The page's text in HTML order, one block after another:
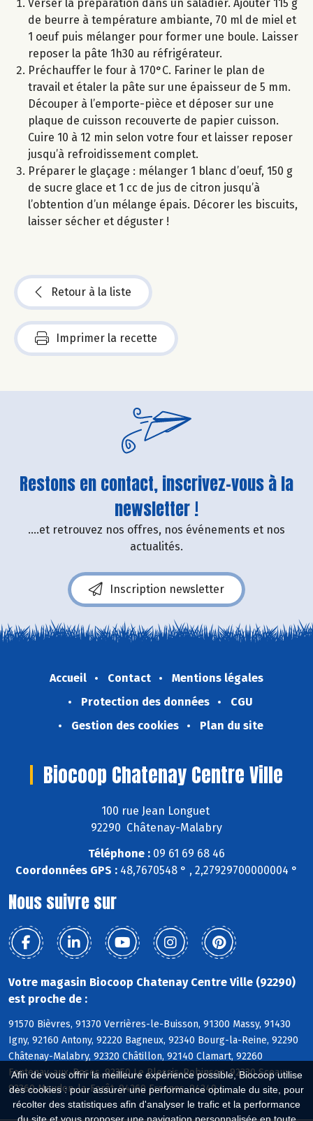
Afin de vous offrir la meilleure expérience possible, Biocoop utilise
des cookies : pour assurer une performance optimale du site, pour
récolter des statistiques afin d'analyser le trafic et la performance
Verser la préparation dans un saladier. Ajouter 115 g
de beurre à température ambiante, 70 ml de miel et
1 oeuf puis mélanger pour former une boule. Laisser
reposer la pâte 1h30 au réfrigérateur.
Préchauffer le four à 170°C. Fariner le plan de
travail et étaler la pâte sur une épaisseur de 5 mm.
Découper à l’emporte-pièce et déposer sur une
plaque de cuisson recouverte de papier cuisson.
Cuire 10 à 12 min selon votre four et laisser reposer
jusqu’à refroidissement complet.
Préparer le glaçage : mélanger 1 blanc d’oeuf, 150 g
de sucre glace et 1 cc de jus de citron jusqu’à
l’obtention d’un mélange épais. Décorer les biscuits,
laisser sécher et déguster !
Retour à la liste
Imprimer la recette
Restons en contact, inscrivez-vous à la
newsletter !
....et retrouvez nos offres, nos événements et nos
actualités.
Inscription newsletter
Accueil Contact
Mentions légales
Protection des données
CGU
Gestion des cookies
Plan du site
Biocoop Chatenay Centre Ville
100 rue Jean Longuet
92290 Châtenay-Malabry
Téléphone : 09 61 69 68 46
Coordonnées GPS : 48,7670548 ° , 2,27929700000004 °
Nous suivre sur
Votre magasin Biocoop Chatenay Centre Ville (92290)
est proche de :
91570 Bièvres, 91370 Verrières-le-Buisson, 91300 Massy, 91430
Igny, 92160 Antony, 92220 Bagneux, 92340 Bourg-la-Reine, 92290
Châtenay-Malabry, 92320 Châtillon, 92140 Clamart, 92260
Fontenay-aux-Roses, 92350 Le Plessis-Robinson, 92330 Sceaux,
92360 Meudon-la-Forêt, 94260 Fresnes, 94240 L